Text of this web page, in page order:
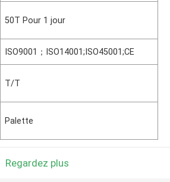
50T Pour 1 jour
ISO9001；ISO14001;ISO45001;CE
T/T
Palette
Regardez plus